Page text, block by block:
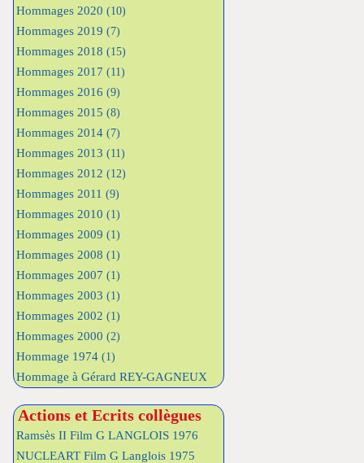
Hommages 2020 (10)
Hommages 2019 (7)
Hommages 2018 (15)
Hommages 2017 (11)
Hommages 2016 (9)
Hommages 2015 (8)
Hommages 2014 (7)
Hommages 2013 (11)
Hommages 2012 (12)
Hommages 2011 (9)
Hommages 2010 (1)
Hommages 2009 (1)
Hommages 2008 (1)
Hommages 2007 (1)
Hommages 2003 (1)
Hommages 2002 (1)
Hommages 2000 (2)
Hommage 1974 (1)
Hommage à Gérard REY-GAGNEUX
Actions et Ecrits collègues
Ramsès II Film G LANGLOIS 1976
NUCLEART Film G Langlois 1975